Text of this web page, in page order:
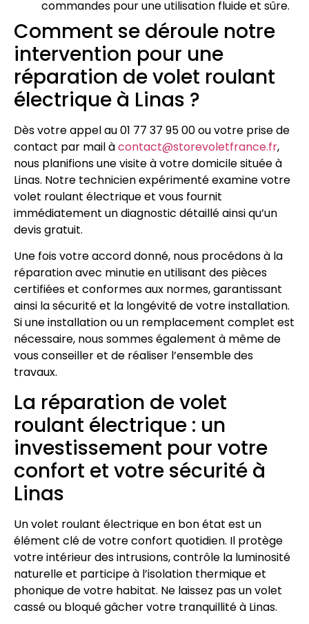
commandes pour une utilisation fluide et sûre.
Comment se déroule notre
intervention pour une
réparation de volet roulant
électrique à Linas ?
Dès votre appel au 01 77 37 95 00 ou votre prise de
contact par mail àcontact@storevoletfrance.fr,
nous planifions une visite à votre domicile située à
Linas. Notre technicien expérimenté examine votre
volet roulant électrique et vous fournit
immédiatement un diagnostic détaillé ainsi qu’un
devis gratuit.
Une fois votre accord donné, nous procédons à la
réparation avec minutie en utilisant des pièces
certifiées et conformes aux normes, garantissant
ainsi la sécurité et la longévité de votre installation.
Si une installation ou un remplacement complet est
nécessaire, nous sommes également à même de
vous conseiller et de réaliser l’ensemble des
travaux.
La réparation de volet
roulant électrique : un
investissement pour votre
confort et votre sécurité à
Linas
Un volet roulant électrique en bon état est un
élément clé de votre confort quotidien. Il protège
votre intérieur des intrusions, contrôle la luminosité
naturelle et participe à l’isolation thermique et
phonique de votre habitat. Ne laissez pas un volet
cassé ou bloqué gâcher votre tranquillité à Linas.